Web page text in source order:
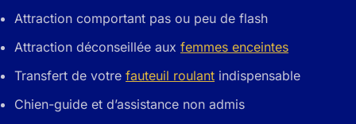
Attraction comportant pas ou peu de flash
Attraction déconseillée aux femmes enceintes
Transfert de votre fauteuil roulant indispensable
Chien-guide et d’assistance non admis